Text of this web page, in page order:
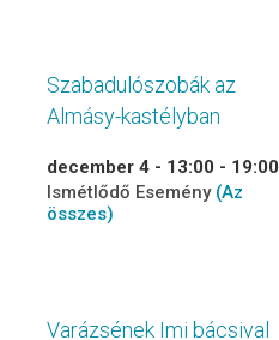
Szabadulószobák az
Almásy-kastélyban
december 4 - 13:00 - 19:00
Ismétlődő Esemény (Az
összes)
Varázsének Imi bácsival